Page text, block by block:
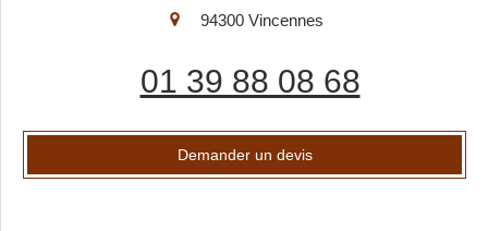
94300 Vincennes
01 39 88 08 68
Demander un devis